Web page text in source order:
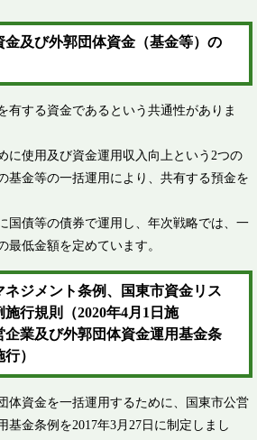
金及び外郭団体資金（基金等）の
有する資金であるという共通性がありま
に使用及び資金運用収入向上という2つの
基金等の一括運用により、共有する預金を
国債等の債券で運用し、年次戦略では、一
最低金額を定めています。
ネジメント条例、国東市資金リス
行規則（2020年4月1日施
企業及び外郭団体資金運用基金条
）
体資金を一括運用するために、国東市公営
基金条例を2017年3月27日に制定しまし